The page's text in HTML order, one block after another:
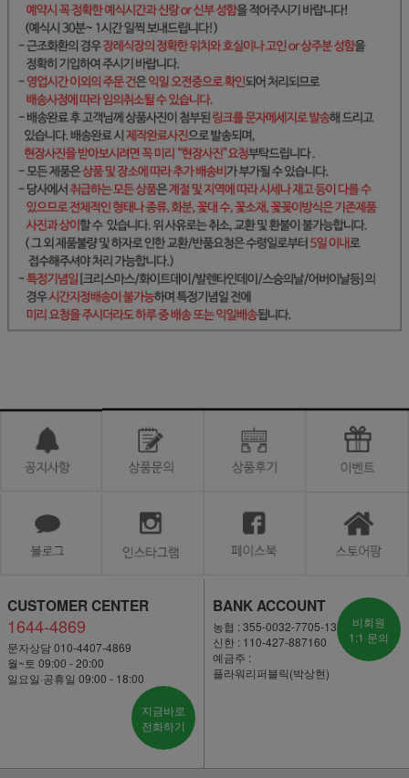
CUSTOMER CENTER
1644-4869
문자상담 010-4407-4869
월~토 09:00 - 20:00
일요일·공휴일 09:00 - 18:00
지금바로
전화하기
BANK ACCOUNT
농협 : 355-0032-7705-13
신한 : 110-427-887160
예금주 :
플라워리퍼블릭(박상현)
비회원
1:1 문의